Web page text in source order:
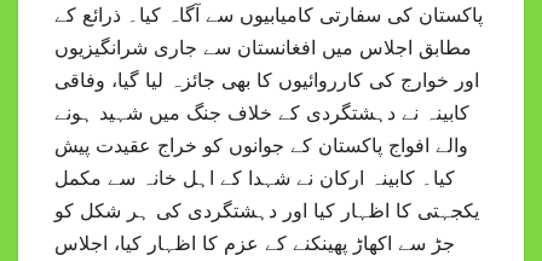
پاکستان کی سفارتی کامیابیوں سے آگاہ کیا۔ ذرائع کے
مطابق اجلاس میں افغانستان سے جاری شرانگیزیوں
اور خوارج کی کارروائیوں کا بھی جائزہ لیا گیا، وفاقی
کابینہ نے دہشتگردی کے خلاف جنگ میں شہید ہونے
والے افواج پاکستان کے جوانوں کو خراج عقیدت پیش
کیا۔ کابینہ ارکان نے شہدا کے اہل خانہ سے مکمل
یکجہتی کا اظہار کیا اور دہشتگردی کی ہر شکل کو
جڑ سے اکھاڑ پھینکنے کے عزم کا اظہار کیا، اجلاس